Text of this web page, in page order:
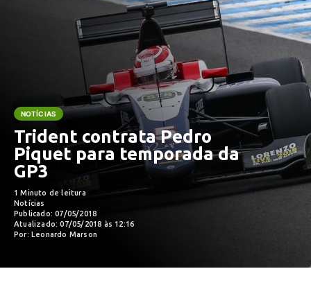
NOTÍCIAS
Trident contrata Pedro
Piquet para temporada da
GP3
1 Minuto de leitura
Notícias
Publicado: 07/05/2018
Atualizado: 07/05/2018 às 12:16
Por: Leonardo Marson